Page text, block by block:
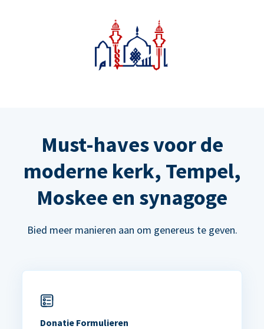
Must-haves voor de
moderne kerk, Tempel,
Moskee en synagoge
Bied meer manieren aan om genereus te geven.
Donatie Formulieren